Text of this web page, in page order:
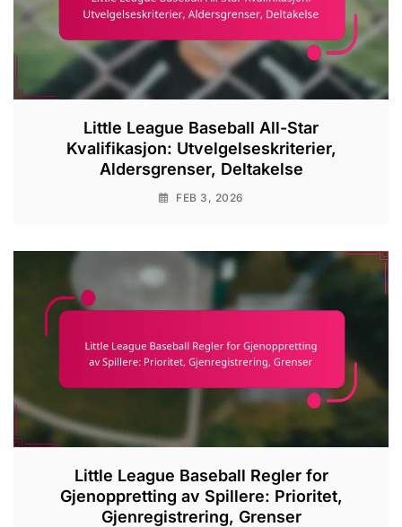
Little League Baseball All-Star
Kvalifikasjon: Utvelgelseskriterier,
Aldersgrenser, Deltakelse
FEB 3, 2026
Little League Baseball Regler for
Gjenoppretting av Spillere: Prioritet,
Gjenregistrering, Grenser